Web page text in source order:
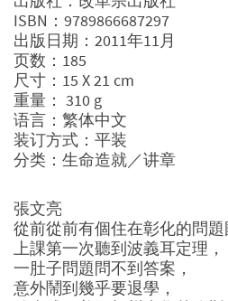
ISBN：9789866687297
出版日期：2011年11月
页数：185
尺寸：15 X 21 cm
重量： 310 g
语言：繁体中文
装订方式：平装
分类：生命造就／讲章
張文亮
從前從前有個住在彰化的問題
上課第一次聽到波義耳定理，
一肚子問題問不到答案，
意外鬧到幾乎要退學，